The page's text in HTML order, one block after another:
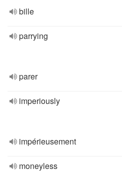
bille
parrying
parer
imperiously
impérieusement
moneyless